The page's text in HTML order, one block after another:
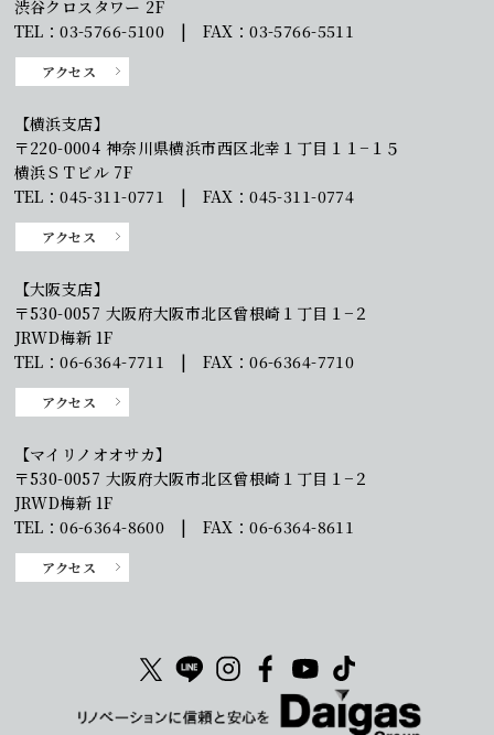
渋谷クロスタワー 2F
TEL：03-5766-5100 | FAX：03-5766-5511
アクセス
【横浜支店】
〒220-0004 神奈川県横浜市西区北幸１丁目１１−１５
横浜ＳＴビル 7F
TEL：045-311-0771 | FAX：045-311-0774
アクセス
【大阪支店】
〒530-0057 大阪府大阪市北区曾根崎１丁目１−２
JRWD梅新 1F
TEL：06-6364-7711 | FAX：06-6364-7710
アクセス
【マイリノオオサカ】
〒530-0057 大阪府大阪市北区曾根崎１丁目１−２
JRWD梅新 1F
TEL：06-6364-8600 | FAX：06-6364-8611
アクセス